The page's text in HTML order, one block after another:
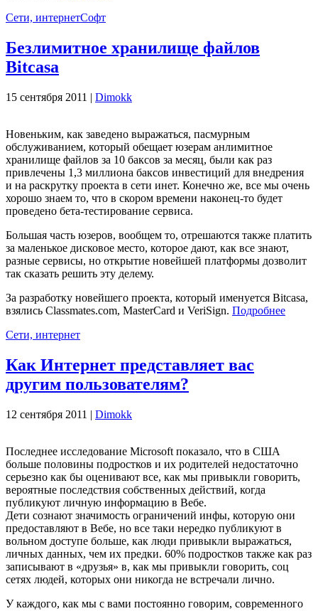
Сети, интернетСофт
Безлимитное хранилище файлов
Bitcasa
15 сентября 2011 | Dimokk
Новеньким, как заведено выражаться, пасмурным
обслуживанием, который обещает юзерам анлимитное
хранилище файлов за 10 баксов за месяц, были как раз
привлечены 1,3 миллиона баксов инвестиций для внедрения
и на раскрутку проекта в сети инет. Конечно же, все мы очень
хорошо знаем то, что в скором времени наконец-то будет
проведено бета-тестирование сервиса.
Большая часть юзеров, вообщем то, отрешаются также платить
за маленькое дисковое место, которое дают, как все знают,
разные сервисы, но открытие новейшей платформы дозволит
так сказать решить эту делему.
За разработку новейшего проекта, который именуется Bitcasa,
взялись Classmates.com, MasterCard и VeriSign. Подробнее
Сети, интернет
Как Интернет представляет вас
другим пользователям?
12 сентября 2011 | Dimokk
Последнее исследование Mіcrosoft показало, что в США
больше половины подростков и их родителей недостаточно
серьезно как бы оценивают все, как мы привыкли говорить,
вероятные последствия собственных действий, когда
публикуют личную информацию в Вебе.
Дети сознают значимость ограничений инфы, которую они
предоставляют в Вебе, но все таки нередко публикуют в
вольном доступе больше, как люди привыкли выражаться,
личных данных, чем их предки. 60% подростков также как раз
записывают в «друзья» в, как мы привыкли говорить, соц
сетях людей, которых они никогда не встречали лично.
У каждого, как мы с вами постоянно говорим, современного